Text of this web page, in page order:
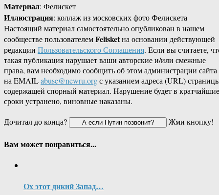
Материал: Фелискет
Иллюстрация: коллаж из московских фото Фелискета
Настоящий материал самостоятельно опубликован в нашем
сообществе пользователемFelisketна основании действующей
редакции Пользовательского Соглашения. Если вы считаете,
такая публикация нарушает ваши авторские и/или смежные
права, вам необходимо сообщить об этом администрации сайта
на EMAILabuse@newru.orgс указанием адреса (URL)
содержащей спорный материал. Нарушение будет в кратчайшие
сроки устранено, виновные наказаны.
Дочитал до конца?
Жми кнопку!
Вам может понравиться...
Ох этот дикий Запад…